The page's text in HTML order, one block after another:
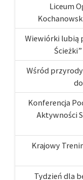
Liceum
Wiewiórki lubią
Wśród
Konferencja
Aktywności
Krajowy
Tydzień dla